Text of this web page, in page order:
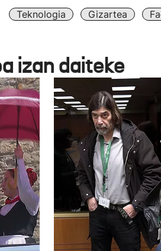
Teknologia Gizartea
izan daiteke